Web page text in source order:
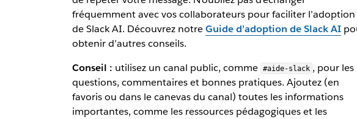
fréquemment avec vos collaborateurs pour faciliter l’adoption
de Slack AI. Découvrez notreGuide d’adoption de Slack AI
obtenir d’autres conseils.
Conseil : utilisez un canal public, comme #aide-slack , pour les
questions, commentaires et bonnes pratiques. Ajoutez (en
favoris ou dans le canevas du canal) toutes les informations
importantes, comme les ressources pédagogiques et les